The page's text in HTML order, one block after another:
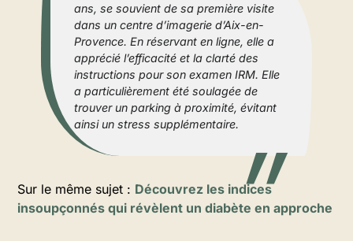
ans, se souvient de sa première visite
dans un centre d’imagerie d’Aix-en-
Provence. En réservant en ligne, elle a
apprécié l’efficacité et la clarté des
instructions pour son examen IRM. Elle
a particulièrement été soulagée de
trouver un parking à proximité, évitant
ainsi un stress supplémentaire.
Sur le même sujet : Découvrez les indices
insoupçonnés qui révèlent un diabète en approche